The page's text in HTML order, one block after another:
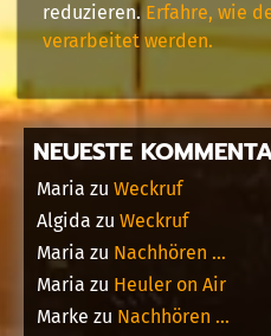
reduzieren.Erfahre, wie
verarbeitet werden.
NEUESTE
Maria zu Weckruf
Algida zu Weckruf
Maria zu Nachhören …
Maria zu Heuler on Air
Marke zu Nachhören …